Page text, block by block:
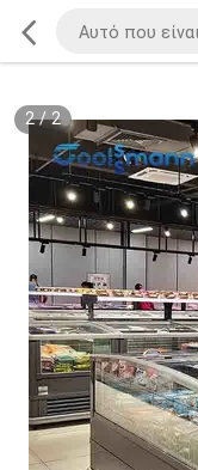
2/2